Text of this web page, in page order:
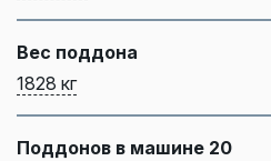
Вес поддона
1828 кг
Поддонов в машине 20